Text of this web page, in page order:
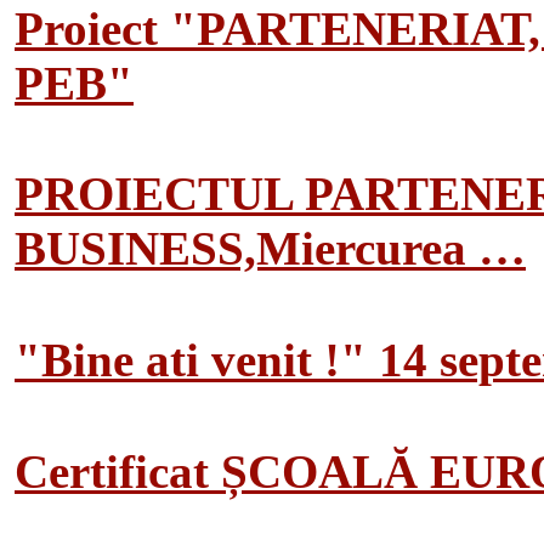
Proiect
PEB"
PROIECTUL
BUSINESS,Miercurea …
"Bine ati venit !" 14
Certificat ȘCOALĂ